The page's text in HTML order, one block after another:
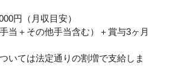
円（月収目安）
当＋その他手当含む）＋賞与3ヶ月
いては法定通りの割増で支給しま